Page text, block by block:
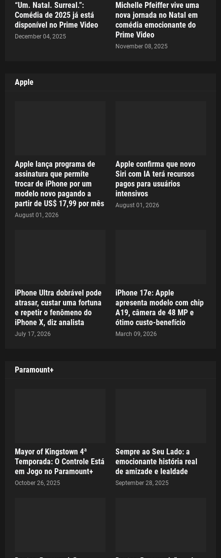
“Um. Natal. Surreal.”:
Comédia de 2025 já está
disponível no Prime Video
December 04, 2025
Michelle Pfeiffer vive uma
nova jornada no Natal em
comédia emocionante do
Prime Video
November 08, 2025
Apple
Apple lança programa de
assinatura que permite
trocar de iPhone por um
modelo novo pagando a
partir de US$ 17,99 por mês
August 01, 2026
Apple confirma que novo
Siri com IA terá recursos
pagos para usuários
intensivos
August 01, 2026
iPhone Ultra dobrável pode
atrasar, custar uma fortuna
e repetir o fenômeno do
iPhone X, diz analista
July 17, 2026
iPhone 17e: Apple
apresenta modelo com chip
A19, câmera de 48 MP e
ótimo custo-benefício
March 09, 2026
Paramount+
Mayor of Kingstown 4ª
Temporada: O Controle Está
em Jogo no Paramount+
October 26, 2025
Sempre ao Seu Lado: a
emocionante história real
de amizade e lealdade
September 28, 2025